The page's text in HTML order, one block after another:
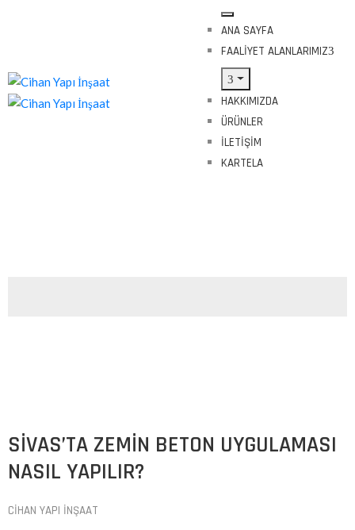
ANA SAYFA
FAALIYET ALANLARIMIZ
HAKKIMIZDA
ÜRÜNLER
İLETIŞIM
KARTELA
SIVAS’TA ZEMIN BETON UYGULAMASI
NASIL YAPILIR?
CIHAN YAPI İNŞAAT